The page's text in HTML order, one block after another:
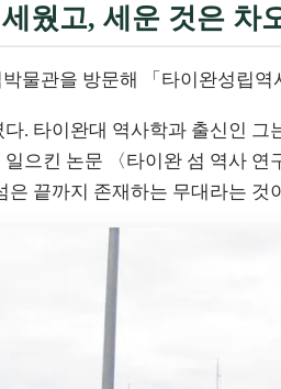
웠고, 세운 것은 차
물관을 방문해 「타이완성립
. 타이완대 역사학과 출신인
으킨 논문 〈타이완 섬 역사
끝까지 존재하는 무대라는